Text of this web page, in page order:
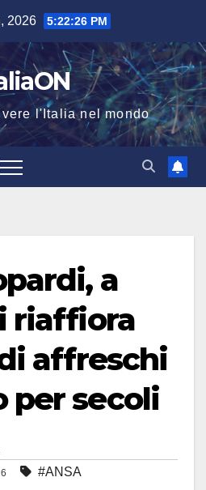
2026 5:22:27 PM
l'Italia nel mondo
a
riaffiora
affreschi
per secoli
#ANSA